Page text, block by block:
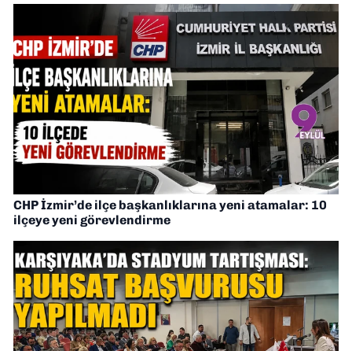
CHP İzmir’de ilçe başkanlıklarına yeni atamalar: 10
ilçeye yeni görevlendirme